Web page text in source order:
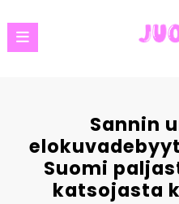
to
content
Sannin
Suomi
katsojasta